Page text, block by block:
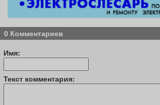
0 Комментариев
Имя:
Текст комментария: